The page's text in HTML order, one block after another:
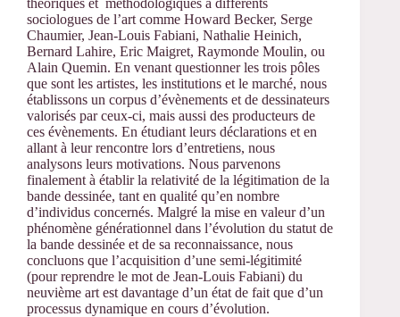
théoriques et méthodologiques à différents
sociologues de l’art comme Howard Becker, Serge
Chaumier, Jean-Louis Fabiani, Nathalie Heinich,
Bernard Lahire, Eric Maigret, Raymonde Moulin, ou
Alain Quemin. En venant questionner les trois pôles
que sont les artistes, les institutions et le marché, nous
établissons un corpus d’évènements et de dessinateurs
valorisés par ceux-ci, mais aussi des producteurs de
ces évènements. En étudiant leurs déclarations et en
allant à leur rencontre lors d’entretiens, nous
analysons leurs motivations. Nous parvenons
finalement à établir la relativité de la légitimation de la
bande dessinée, tant en qualité qu’en nombre
d’individus concernés. Malgré la mise en valeur d’un
phénomène générationnel dans l’évolution du statut de
la bande dessinée et de sa reconnaissance, nous
concluons que l’acquisition d’une semi-légitimité
(pour reprendre le mot de Jean-Louis Fabiani) du
neuvième art est davantage d’un état de fait que d’un
processus dynamique en cours d’évolution.